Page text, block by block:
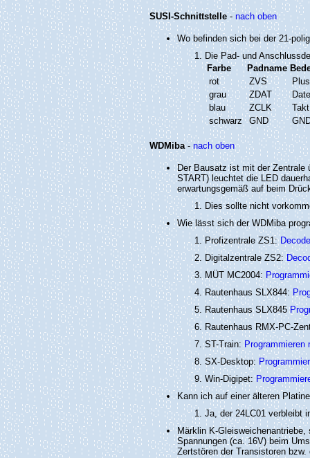
SUSI-Schnittstelle- nach oben
Wo befinden sich bei der 21-
Die Pad- und
Farbe
Padname
rot
ZVS
Plus
grau
ZDAT
blau
ZCLK
Takt
schwarz
GND
WDMiba-nach oben
Der Bausatz ist mit der Zentrale
START) leuchtet die LED
erwartungsgemäß auf beim
Dies sollte nicht
Wie lässt sich der WDMiba
Profizentrale ZS1:
Digitalzentrale ZS2:
MÜT MC2004:
Rautenhaus SLX844:
Rautenhaus SLX845
Rautenhaus RMX-PC-
ST-Train:Programmieren
SX-Desktop:
Win-Digipet:
Kann ich auf einer älteren
Ja, der 24LC01 verbleibt
Märklin K-
Spannungen (ca. 16V) beim
Zertstören der Transistoren